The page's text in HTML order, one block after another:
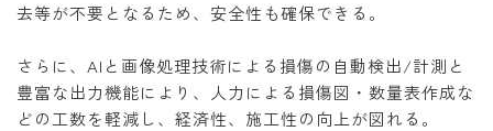
去等が不要となるため、安全性も確保できる。
さらに、AIと画像処理技術による損傷の自動検出/計測と
豊富な出力機能により、人力による損傷図・数量表作成な
どの工数を軽減し、経済性、施工性の向上が図れる。